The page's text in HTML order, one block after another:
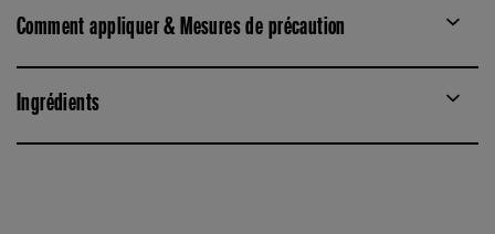
Comment appliquer & Mesures de précaution
Ingrédients